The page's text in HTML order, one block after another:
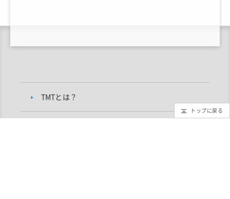
TMTとは？
トップに戻る